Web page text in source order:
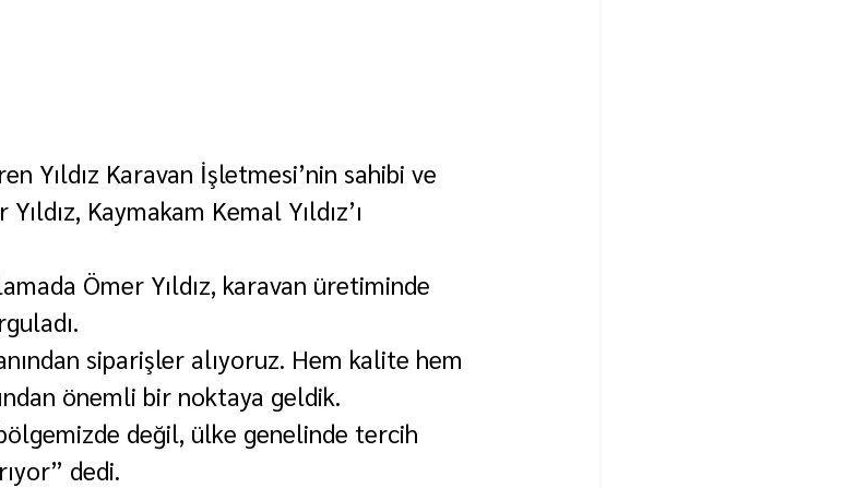
Yıldız Karavan İşletmesi’nin sahibi ve
Kaymakam Kemal Yıldız’ı
Ömer Yıldız, karavan üretiminde
siparişler alıyoruz. Hem kalite hem
önemli bir noktaya geldik.
değil, ülke genelinde tercih
dedi.